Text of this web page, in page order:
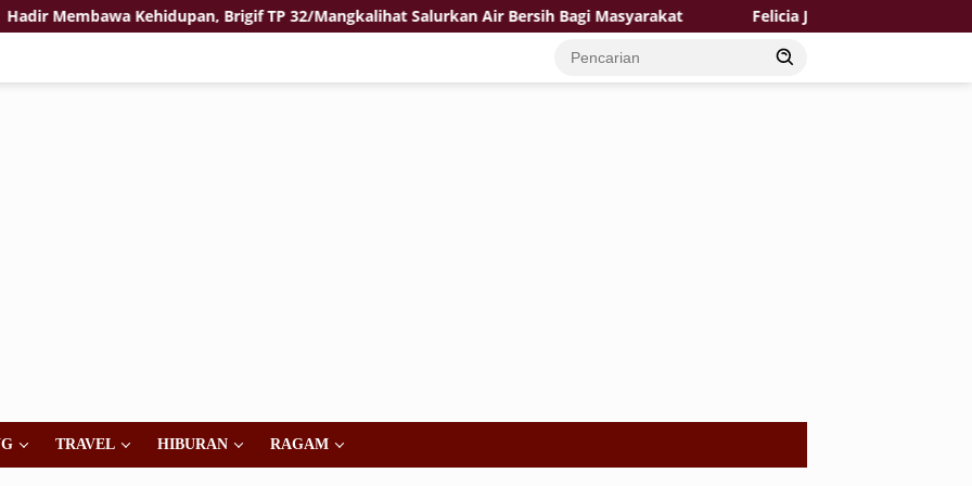
Membawa Kehidupan, Brigif TP 32/Mangkalihat Salurkan Air Bersih Bagi Masyarakat Felicia Jadi Juara 1 The Icon
TRAVEL HIBURAN RAGAM